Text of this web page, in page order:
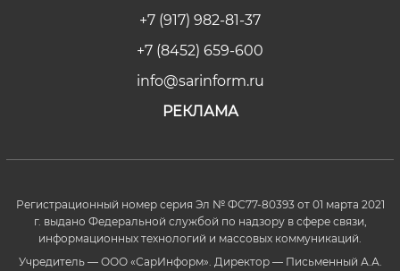
+7 (917) 982-81-37
+7 (8452) 659-600
info@sarinform.ru
РЕКЛАМА
Регистрационный номер серия Эл № ФС77-80393 от 01 марта 2021
г. выдано Федеральной службой по надзору в сфере связи,
информационных технологий и массовых коммуникаций.
Учредитель — ООО «СарИнформ». Директор — Письменный А.А.